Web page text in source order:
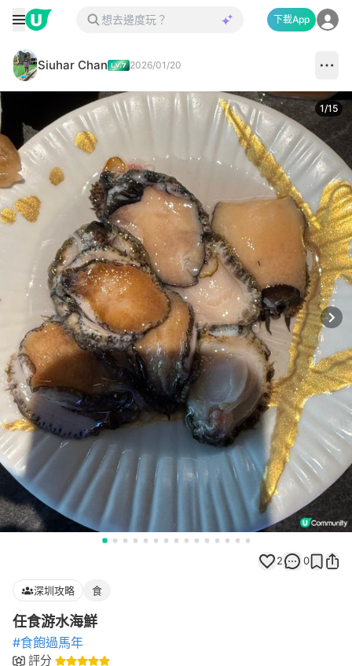
下載App
Siuhar Chan 2026/01/20
1/15
2 0
深圳攻略 食
任食游水海鮮
#食飽過馬年
評分